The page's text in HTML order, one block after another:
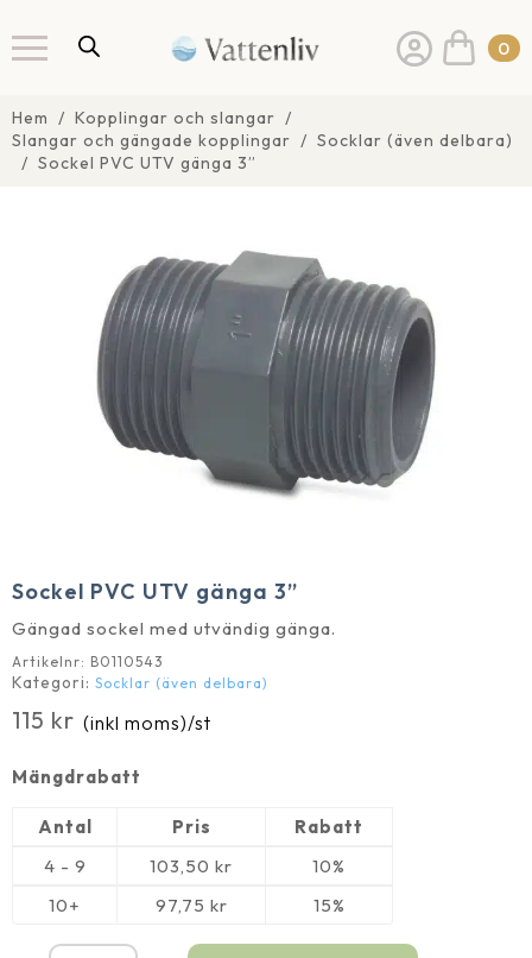
0
Hem
Kopplingar och slangar
Slangar och gängade kopplingar
Socklar (även delbara)
Sockel PVC UTV gänga 3”
Sockel PVC UTV gänga 3”
Gängad sockel med utvändig gänga.
Artikelnr: B0110543
Kategori: Socklar (även delbara)
115 kr (inkl moms)/st
Mängdrabatt
Antal Pris
Rabatt
4 - 9
103,50 kr
10%
10+
97,75 kr 15%